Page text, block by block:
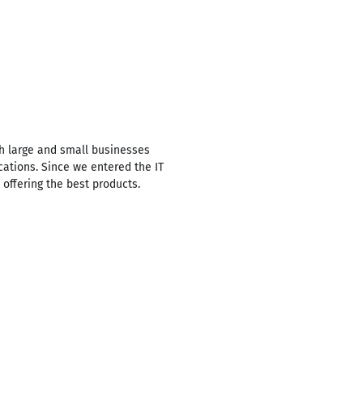
large and small businesses
Since we entered the IT
offering the best products.